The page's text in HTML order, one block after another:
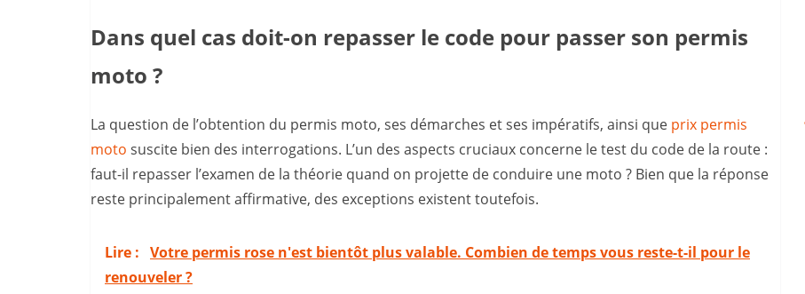
Dans quel cas doit-on repasser le code pour passer son permis
moto ?
La question de l’obtention du permis moto, ses démarches et ses impératifs, ainsi que prix permis
moto suscite bien des interrogations. L’un des aspects cruciaux concerne le test du code de la route :
faut-il repasser l’examen de la théorie quand on projette de conduire une moto ? Bien que la réponse
reste principalement affirmative, des exceptions existent toutefois.
Lire : Votre permis rose n'est bientôt plus valable. Combien de temps vous reste-t-il pour le
renouveler ?